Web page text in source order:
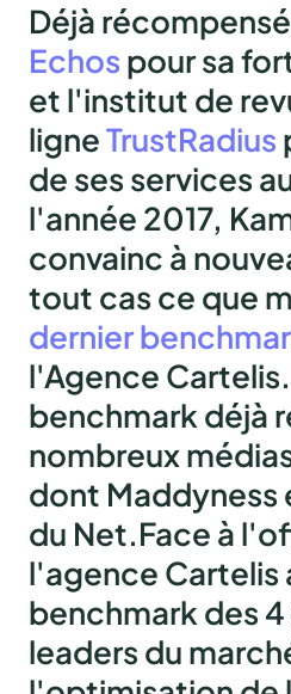
Déjà
Echos pour sa
et l'institut de
ligneTrustRadius
de ses services
l'année 2017,
convainc à
tout cas ce que
dernier
l'Agence
benchmark déjà
nombreux
dont Maddyness
du Net.Face à
l'agence Cartelis
benchmark des
leaders du